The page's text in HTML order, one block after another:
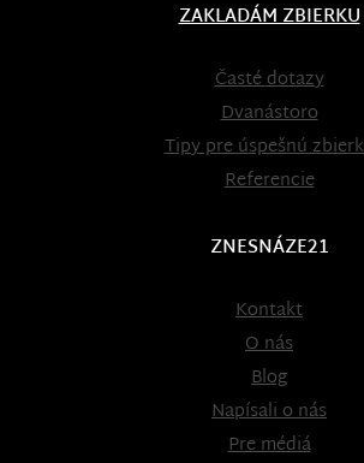
ZAKLADÁM ZBIERKU
Časté dotazy
Dvanástoro
Tipy pre úspešnú
Referencie
ZNESNÁZE21
Kontakt
O nás
Blog
Napísali o nás
Pre médiá